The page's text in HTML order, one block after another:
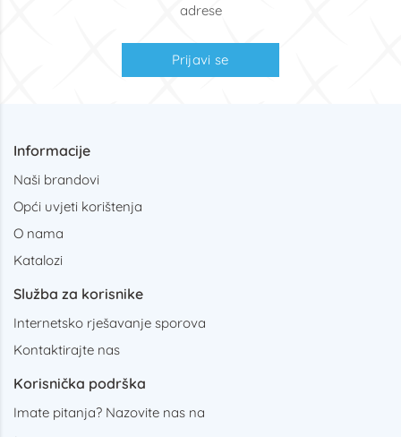
adrese
Prijavi se
Informacije
Naši brandovi
Opći uvjeti korištenja
O nama
Katalozi
Služba za korisnike
Internetsko rješavanje sporova
Kontaktirajte nas
Korisnička podrška
Imate pitanja? Nazovite nas na